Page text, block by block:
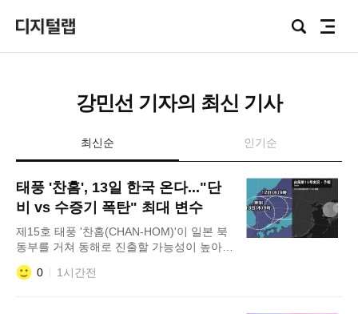
Focus
Lab
검
전
강민선 기자의 최신 기사
최신순 인기순
태풍 '찬홈', 13일 한국 온다..."단
비 vs 수증기 폭탄" 최대 변수
제15호 태풍 '찬홈(CHAN-HOM)'이 일본 북
동부를 거쳐 동해로 진출할 가능성이 높아지
면서 가뭄 해갈에 대한 기대와 집중호우에
대한 우려가 동시에 제기되고 있다. 10일 기
0 1시간전